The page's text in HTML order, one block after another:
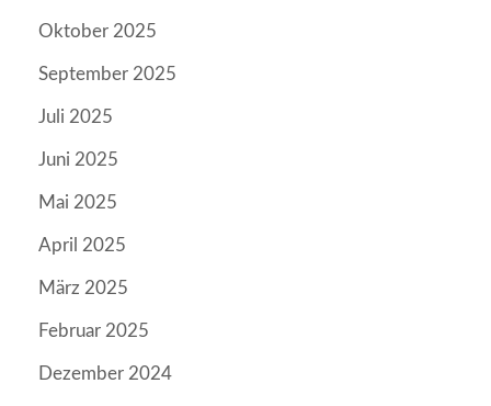
Oktober 2025
September 2025
Juli 2025
Juni 2025
Mai 2025
April 2025
März 2025
Februar 2025
Dezember 2024